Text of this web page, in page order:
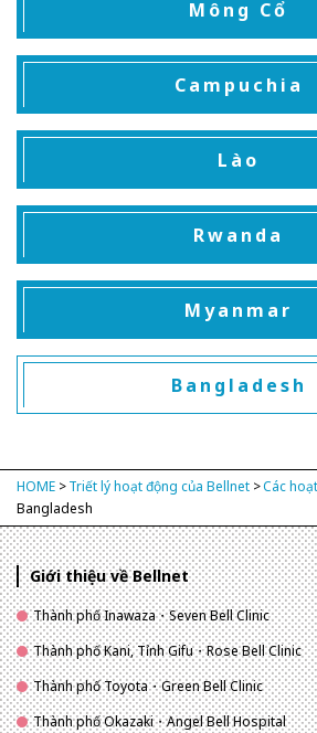
Mông Cổ
Campuchia
Lào
Rwanda
Myanmar
Bangladesh
HOME Triết lý hoạt động của Bellnet
Các
Bangladesh
Giới thiệu về Bellnet
Thành phố Inawaza・Seven Bell Clinic
Thành phố Kani, Tỉnh Gifu・Rose Bell Clinic
Thành phố Toyota・Green Bell Clinic
Thành phố Okazaki・Angel Bell Hospital